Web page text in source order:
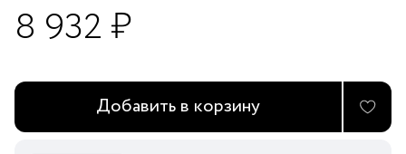
8 932 ₽
Добавить в корзину